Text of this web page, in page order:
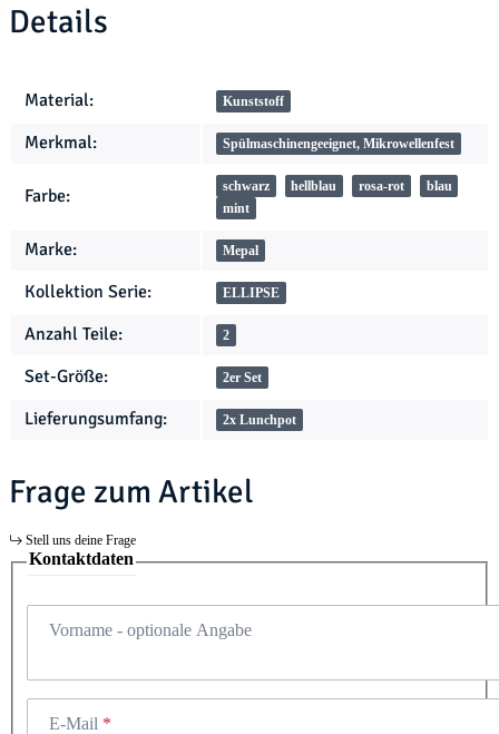
Details
Produkteigenschaft
Wert
Material: Kunststoff
Merkmal: Spülmaschinengeeignet, Mikrowellenfest
Farbe: schwarz hellblau rosa-rot
blau
mint
Marke: Mepal
Kollektion Serie: ELLIPSE
Anzahl Teile: 2
Set-Größe: 2er Set
Lieferungsumfang: 2x Lunchpot
Frage zum Artikel
Stell uns deine Frage
Kontaktdaten
Vorname - optionale Angabe
E-Mail